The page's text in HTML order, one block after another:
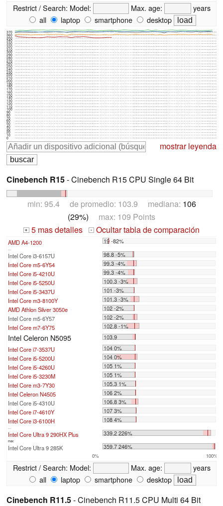
Restrict / Search: Model: Max. age:
years
all
laptop smartphone desktop
0
10
20
30
40
50
60
70
80
90
100
110
120
130
140
150
160
170
180
190
200
210
220
230
240
250
260
270
280
290
300
310
320
330
340
350
360
370
mostrar leyenda
Cinebench R15- Cinebench R15 CPU Single 64 Bit
min: 95.4 de promedio: 103.9 mediana: 106
(29%) max: 109 Points
+ 5 mas detalles - Ocultar tabla de comparación
AMD A4-1200 19 -82%
Intel Core i3-6157U
98.8 -5%
Intel Core m5-6Y54
99.3 -4%
Intel Core i5-4210U
99.3 -4%
Intel Core i5-5250U
100.3 -3%
Intel Core i5-3437U
101 -3%
Intel Core m3-8100Y
101.3 -3%
AMD Athlon Silver 3050e
102 -2%
Intel Core m5-6Y57
102 -2%
Intel Core m7-6Y75
102.8 -1%
Intel Celeron N5095
103.9
Intel Core i7-3537U
104 0%
Intel Core i5-5200U
104 0%
Intel Core i5-4260U
105 1%
Intel Core i5-3230M
105 1%
Intel Core m3-7Y30
105.3 1%
Intel Celeron N4505
106 2%
Intel Core i5-4310U
106.8 3%
Intel Core i7-4610Y
107 3%
Intel Core i3-6100H
108 4%
Intel Core Ultra 9 290HX Plus 339.2 226%
max:
Intel Core Ultra 9 285K 359.7 246%
0% 100%
Restrict / Search: Model: Max. age:
years
all
laptop smartphone desktop
Cinebench R11.5- Cinebench R11.5 CPU Multi 64 Bit